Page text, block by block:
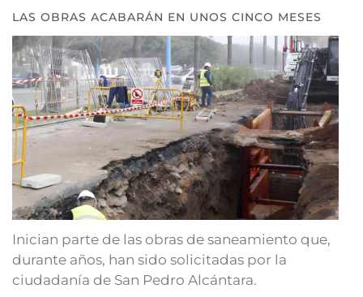
LAS OBRAS ACABARÁN EN UNOS CINCO MESES
Inician parte de las obras de saneamiento que,
durante años, han sido solicitadas por la
ciudadanía de San Pedro Alcántara.